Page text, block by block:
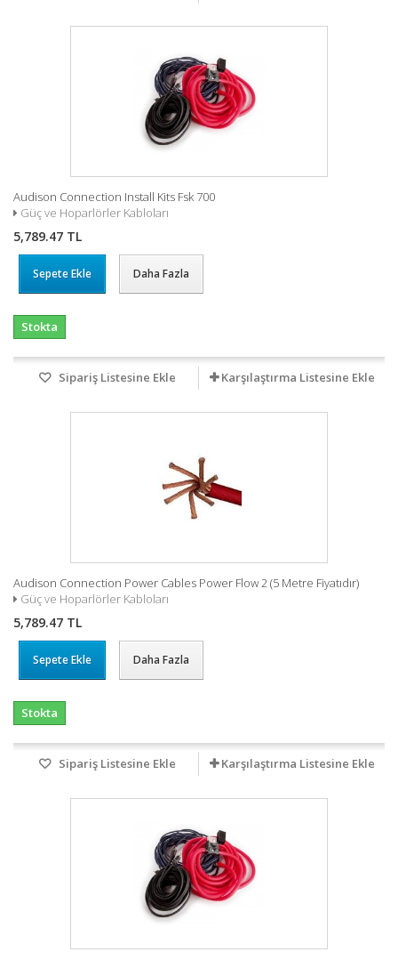
Audison Connection Install Kits Fsk 700
Güç ve Hoparlörler Kabloları
5,789.47 TL
Sepete Ekle Daha Fazla
Stokta
Sipariş Listesine Ekle Karşılaştırma Listesine Ekle
Audison Connection Power Cables Power Flow 2 (5 Metre Fiyatıdır)
Güç ve Hoparlörler Kabloları
5,789.47 TL
Sepete Ekle Daha Fazla
Stokta
Sipariş Listesine Ekle Karşılaştırma Listesine Ekle